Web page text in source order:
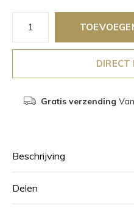
DIRECT
Gratis verzending
Beschrijving
Delen